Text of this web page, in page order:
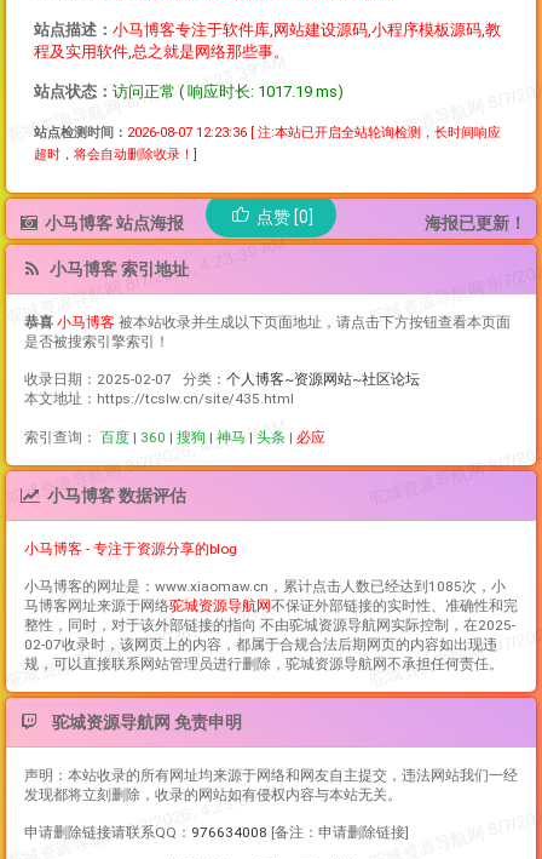
站点描述： 小马博客专注于软件库,网站建设源码,小程序模板源码,教
程及实用软件,总之就是网络那些事。
站点状态： 访问正常 ( 响应时长: 1017.19 ms)
站点检测时间： 2026-08-07 12:23:36 [ 注:本站已开启全站轮询检测，长时间响应
超时，将会自动删除收录！]
小马博客 站点海报 海报已更新！
点赞 [0]
小马博客 索引地址
恭喜 小马博客 被本站收录并生成以下页面地址，请点击下方按钮查看本页面
是否被搜索引擎索引！
收录日期：2025-02-07 分类： 个人博客~资源网站~社区论坛
本文地址：https://tcslw.cn/site/435.html
索引查询： 百度 | 360 | 搜狗 | 神马 | 头条 | 必应
小马博客 数据评估
小马博客 - 专注于资源分享的blog
小马博客的网址是：www.xiaomaw.cn，累计点击人数已经达到1085次， 小
马博客网址来源于网络驼城资源导航网不保证外部链接的实时性、准确性和完
整性，同时，对于该外部链接的指向 不由驼城资源导航网实际控制，在2025-
02-07收录时，该网页上的内容，都属于合规合法后期网页的内容如出现违
规，可以直接联系网站管理员进行删除，驼城资源导航网不承担任何责任。
驼城资源导航网 免责申明
声明：本站收录的所有网址均来源于网络和网友自主提交，违法网站我们一经
发现都将立刻删除，收录的网站如有侵权内容与本站无关。
申请删除链接请联系QQ： 976634008 [备注：申请删除链接]